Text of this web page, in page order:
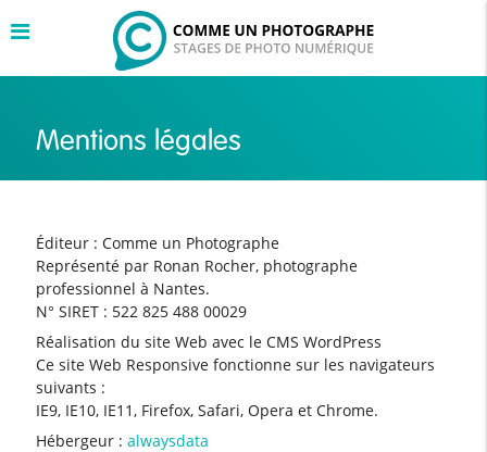
Mentions légales
Éditeur : Comme un Photographe
Représenté par Ronan Rocher, photographe
professionnel à Nantes.
N° SIRET : 522 825 488 00029
Réalisation du site Web avec le CMS WordPress
Ce site Web Responsive fonctionne sur les navigateurs
suivants :
IE9, IE10, IE11, Firefox, Safari, Opera et Chrome.
Hébergeur : alwaysdata